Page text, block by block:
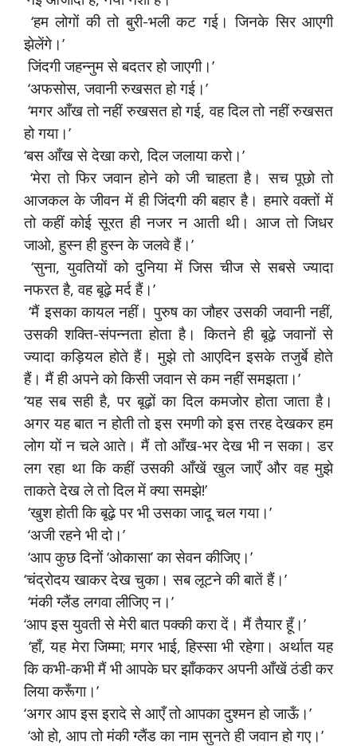
‘हम लोगों की तो बुरी-भली कट गई। जिनके सिर आएगी
झेलेंगे।’
जिंदगी जहन्नुम से बदतर हो जाएगी।’
‘अफसोस, जवानी रुखसत हो गई।’
‘मगर आँख तो नहीं रुखसत हो गई, वह दिल तो नहीं रुखसत
हो गया।’
‘बस आँख से देखा करो, दिल जलाया करो।’
‘मेरा तो फिर जवान होने को जी चाहता है। सच पूछो तो
आजकल के जीवन में ही जिंदगी की बहार है। हमारे वक्तों में
तो कहीं कोई सूरत ही नजर न आती थी। आज तो जिधर
जाओ, हुस्न ही हुस्न के जलवे हैं।’
‘सुना, युवतियों को दुनिया में जिस चीज से सबसे ज्यादा
नफरत है, वह बूढ़े मर्द हैं।’
‘मैं इसका कायल नहीं। पुरुष का जौहर उसकी जवानी नहीं,
उसकी शक्ति-संपन्नता होता है। कितने ही बूढ़े जवानों से
ज्यादा कड़ियल होते हैं। मुझे तो आएदिन इसके तजुर्बे होते
हैं। मैं ही अपने को किसी जवान से कम नहीं समझता।’
‘यह सब सही है, पर बूढ़ों का दिल कमजोर होता जाता है।
अगर यह बात न होती तो इस रमणी को इस तरह देखकर हम
लोग यों न चले आते। मैं तो आँख-भर देख भी न सका। डर
लग रहा था कि कहीं उसकी आँखें खुल जाएँ और वह मुझे
ताकते देख ले तो दिल में क्या समझे!’
‘खुश होती कि बूढ़े पर भी उसका जादू चल गया।’
‘अजी रहने भी दो।’
‘आप कुछ दिनों ‘ओकासा’ का सेवन कीजिए।’
‘चंद्रोदय खाकर देख चुका। सब लूटने की बातें हैं।’
‘मंकी ग्लैंड लगवा लीजिए न।’
‘आप इस युवती से मेरी बात पक्की करा दें। मैं तैयार हूँ।’
‘हाँ, यह मेरा जिम्मा; मगर भाई, हिस्सा भी रहेगा। अर्थात यह
कि कभी-कभी मैं भी आपके घर झाँककर अपनी आँखें ठंडी कर
लिया करूँगा।’
‘अगर आप इस इरादे से आएँ तो आपका दुश्मन हो जाऊँ।’
‘ओ हो, आप तो मंकी ग्लैंड का नाम सुनते ही जवान हो गए।’